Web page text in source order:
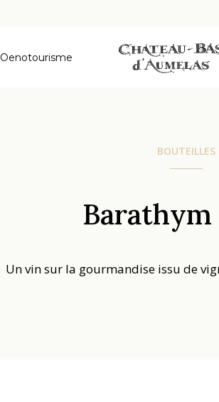
Oenotourisme
BOUTEILLES
Un vin sur la gourmandise issu de